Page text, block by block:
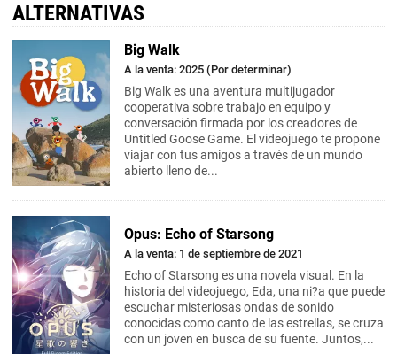
ALTERNATIVAS
Big Walk
A la venta: 2025 (Por determinar)
Big Walk es una aventura multijugador
cooperativa sobre trabajo en equipo y
conversación firmada por los creadores de
Untitled Goose Game. El videojuego te propone
viajar con tus amigos a través de un mundo
abierto lleno de...
Opus: Echo of Starsong
A la venta: 1 de septiembre de 2021
Echo of Starsong es una novela visual. En la
historia del videojuego, Eda, una ni?a que puede
escuchar misteriosas ondas de sonido
conocidas como canto de las estrellas, se cruza
con un joven en busca de su fuente. Juntos,...